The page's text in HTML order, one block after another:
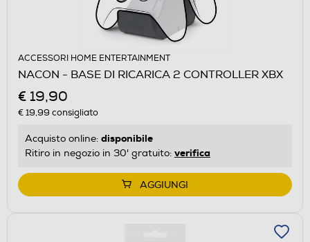
ACCESSORI HOME ENTERTAINMENT
NACON - BASE DI RICARICA 2 CONTROLLER XBX
€ 19,90
€ 19,99 consigliato
Acquisto online: disponibile
Ritiro in negozio in 30' gratuito: verifica
AGGIUNGI